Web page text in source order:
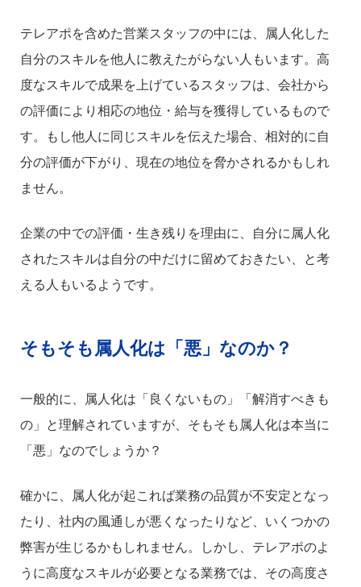
テレアポを含めた営業スタッフの中には、属人化した
自分のスキルを他人に教えたがらない人もいます。高
度なスキルで成果を上げているスタッフは、会社から
の評価により相応の地位・給与を獲得しているもので
す。もし他人に同じスキルを伝えた場合、相対的に自
分の評価が下がり、現在の地位を脅かされるかもしれ
ません。
企業の中での評価・生き残りを理由に、自分に属人化
されたスキルは自分の中だけに留めておきたい、と考
える人もいるようです。
そもそも属人化は「悪」なのか？
一般的に、属人化は「良くないもの」「解消すべきも
の」と理解されていますが、そもそも属人化は本当に
「悪」なのでしょうか？
確かに、属人化が起これば業務の品質が不安定となっ
たり、社内の風通しが悪くなったりなど、いくつかの
弊害が生じるかもしれません。しかし、テレアポのよ
うに高度なスキルが必要となる業務では、その高度さ